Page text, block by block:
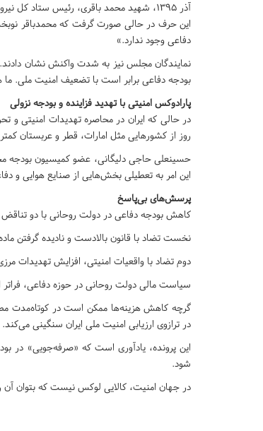
آذر ۱۳۹۵، شهید محمد باقری، رئیس ستاد کل نیروهای مسلح، اعلام کرد: «دولت تنها ۲۰ درصد بودجه دفاعی مصوب را پرداخت کرده است.»
این حرف در حالی صورت گرفت که محمدباقر
دفاعی وجود ندارد.»
نمایندگان مجلس نیز به شدت واکنش نشان
بودجه دفاعی برابر است با تضعیف امنیت ملی. ما
پارادوکس امنیتی با تهدید فزاینده و بودجه نزولی
در حالی که ایران در محاصره تهدیدات امنیتی و
روز از کشورهایی مثل امارات، قطر و عربستان
این امر به تعطیلی بخش‌هایی از صنایع هوایی و
پرسش‌های بی‌پاسخ
کاهش بودجه دفاعی در دولت روحانی با دو
نخست تضاد با قانون بالادست و نادیده گرفتن ماده ۱۹۷ قانون برنامه پنجم و اولویت‌های دفاعی برنامه ششم
دوم تضاد با واقعیات امنیتی، افزایش تهدیدات
سیاست مالی دولت روحانی در حوزه دفاعی، فراتر
گرچه کاهش هزینه‌ها ممکن است در کوتاه‌مدت
در ترازوی ارزیابی امنیت ملی ایران سنگینی می‌کند.
این پرونده، یادآوری است که «صرفه‌جویی» در
شود.
در جهان امنیت، کالایی لوکس نیست که بتوان آن